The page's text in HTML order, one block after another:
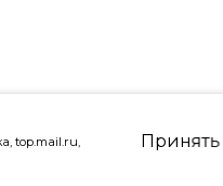
top.mail.ru,
Принять